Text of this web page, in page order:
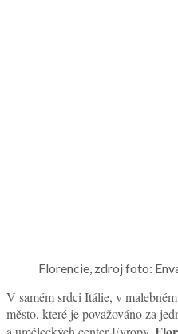
Florencie, zdroj foto:
V samém srdci Itálie, v
město, které je považováno za